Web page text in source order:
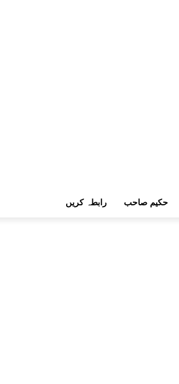
رابطہ کریں حکیم صاحب